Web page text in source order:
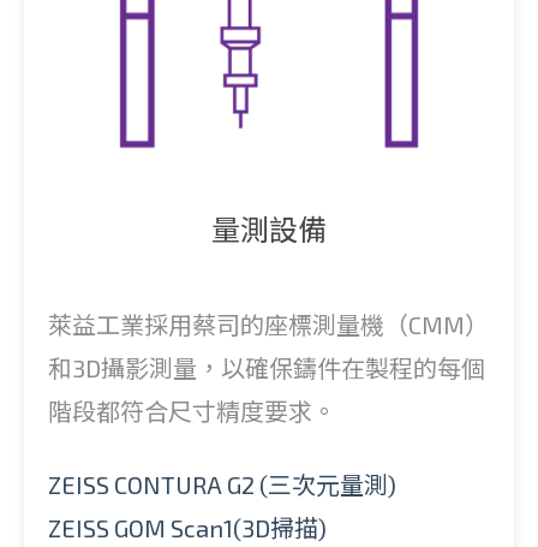
量測設備
萊益工業採用蔡司的座標測量機（CMM）
和3D攝影測量，以確保鑄件在製程的每個
階段都符合尺寸精度要求。
ZEISS CONTURA G2 (三次元量測)
ZEISS GOM Scan1(3D掃描)